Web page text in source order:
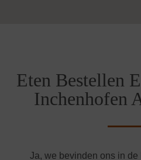
Eten Bestellen
Inchenhofen
Ja, we bevinden ons in